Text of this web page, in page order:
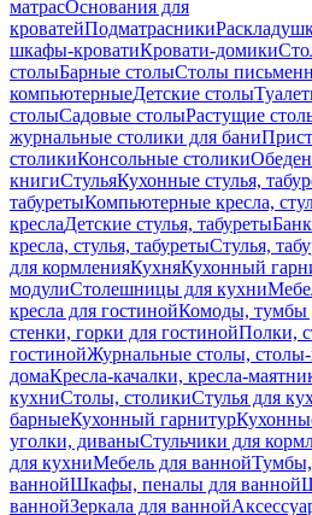
матрасОснования для
кроватейПодматрасники
шкафы-кроватиКровати-домики
столыБарные столыСтолы
компьютерныеДетские столы
столыСадовые столыРастущие
журнальные столики для бани
столикиКонсольные столики
книгиСтульяКухонные стулья,
табуретыКомпьютерные кресла,
креслаДетские стулья, табуреты
кресла, стулья, табуретыСтулья,
для кормленияКухняКухонный
модулиСтолешницы для кухни
кресла для гостинойКомоды, тумбы
стенки, горки для гостинойПолки,
гостинойЖурнальные столы,
домаКресла-качалки, кресла-
кухниСтолы, столикиСтулья для
барныеКухонный гарнитур
уголки, диваныСтульчики для
для кухниМебель для ваннойТумбы,
ваннойШкафы, пеналы для ванной
ваннойЗеркала для ванной